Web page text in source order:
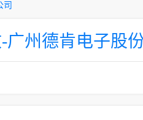
司
广州德肯电子股